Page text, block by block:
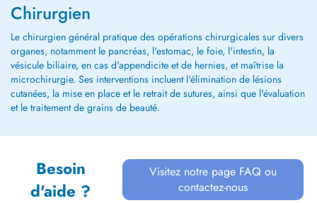
Chirurgien
Le chirurgien général pratique des opérations chirurgicales sur divers
organes, notamment le pancréas, l'estomac, le foie, l'intestin, la
vésicule biliaire, en cas d'appendicite et de hernies, et maîtrise la
microchirurgie. Ses interventions incluent l'élimination de lésions
cutanées, la mise en place et le retrait de sutures, ainsi que l'évaluation
et le traitement de grains de beauté.
Besoin
d'aide ?
Visitez notre page FAQ ou
contactez-nous